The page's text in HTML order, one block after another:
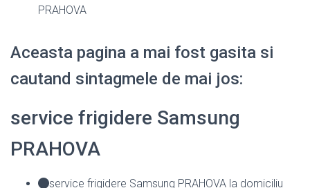
PRAHOVA
Aceasta pagina a mai fost gasita si
cautand sintagmele de mai jos:
service frigidere Samsung
PRAHOVA
service frigidere Samsung PRAHOVA la domiciliu